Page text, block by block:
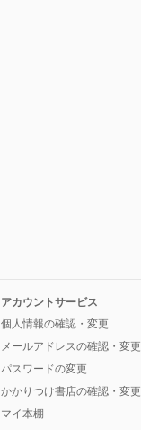
アカウントサービス
個人情報の確認・変更
メールアドレスの確認・変更
パスワードの変更
かかりつけ書店の確認・変更
マイ本棚